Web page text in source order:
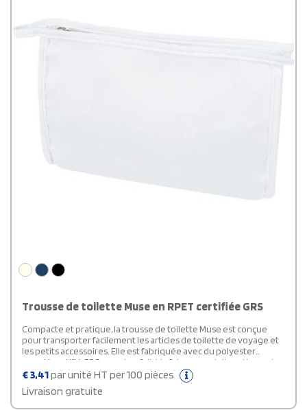
Trousse de toilette Muse en RPET certifiée GRS
Compacte et pratique, la trousse de toilette Muse est conçue
pour transporter facilement les articles de toilette de voyage et
les petits accessoires. Elle est fabriquée avec du polyester
recyclé certifié GRS, ce qui en fait à la fois un produit pratique et
un choix plus durable.
€3,41par unité HT per 100 pièces
Livraison gratuite